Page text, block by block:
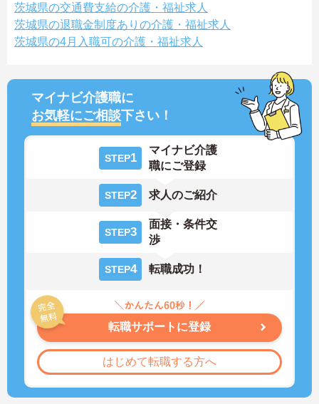
茨城県の交通費支給の介護・福祉求人
茨城県の退職金制度ありの介護・福祉求人
茨城県の4月入職可の介護・福祉求人
マイナビ介護職に
お気軽にご相談下さい！
STEP1
マイナビ介護
職にご登録
STEP2 求人のご紹介
STEP3
面接・条件交
渉
STEP4 転職成功！
転職サポートに登録
はじめて転職する方へ